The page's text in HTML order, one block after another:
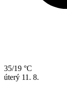
35/19 °C
úterý 11. 8.